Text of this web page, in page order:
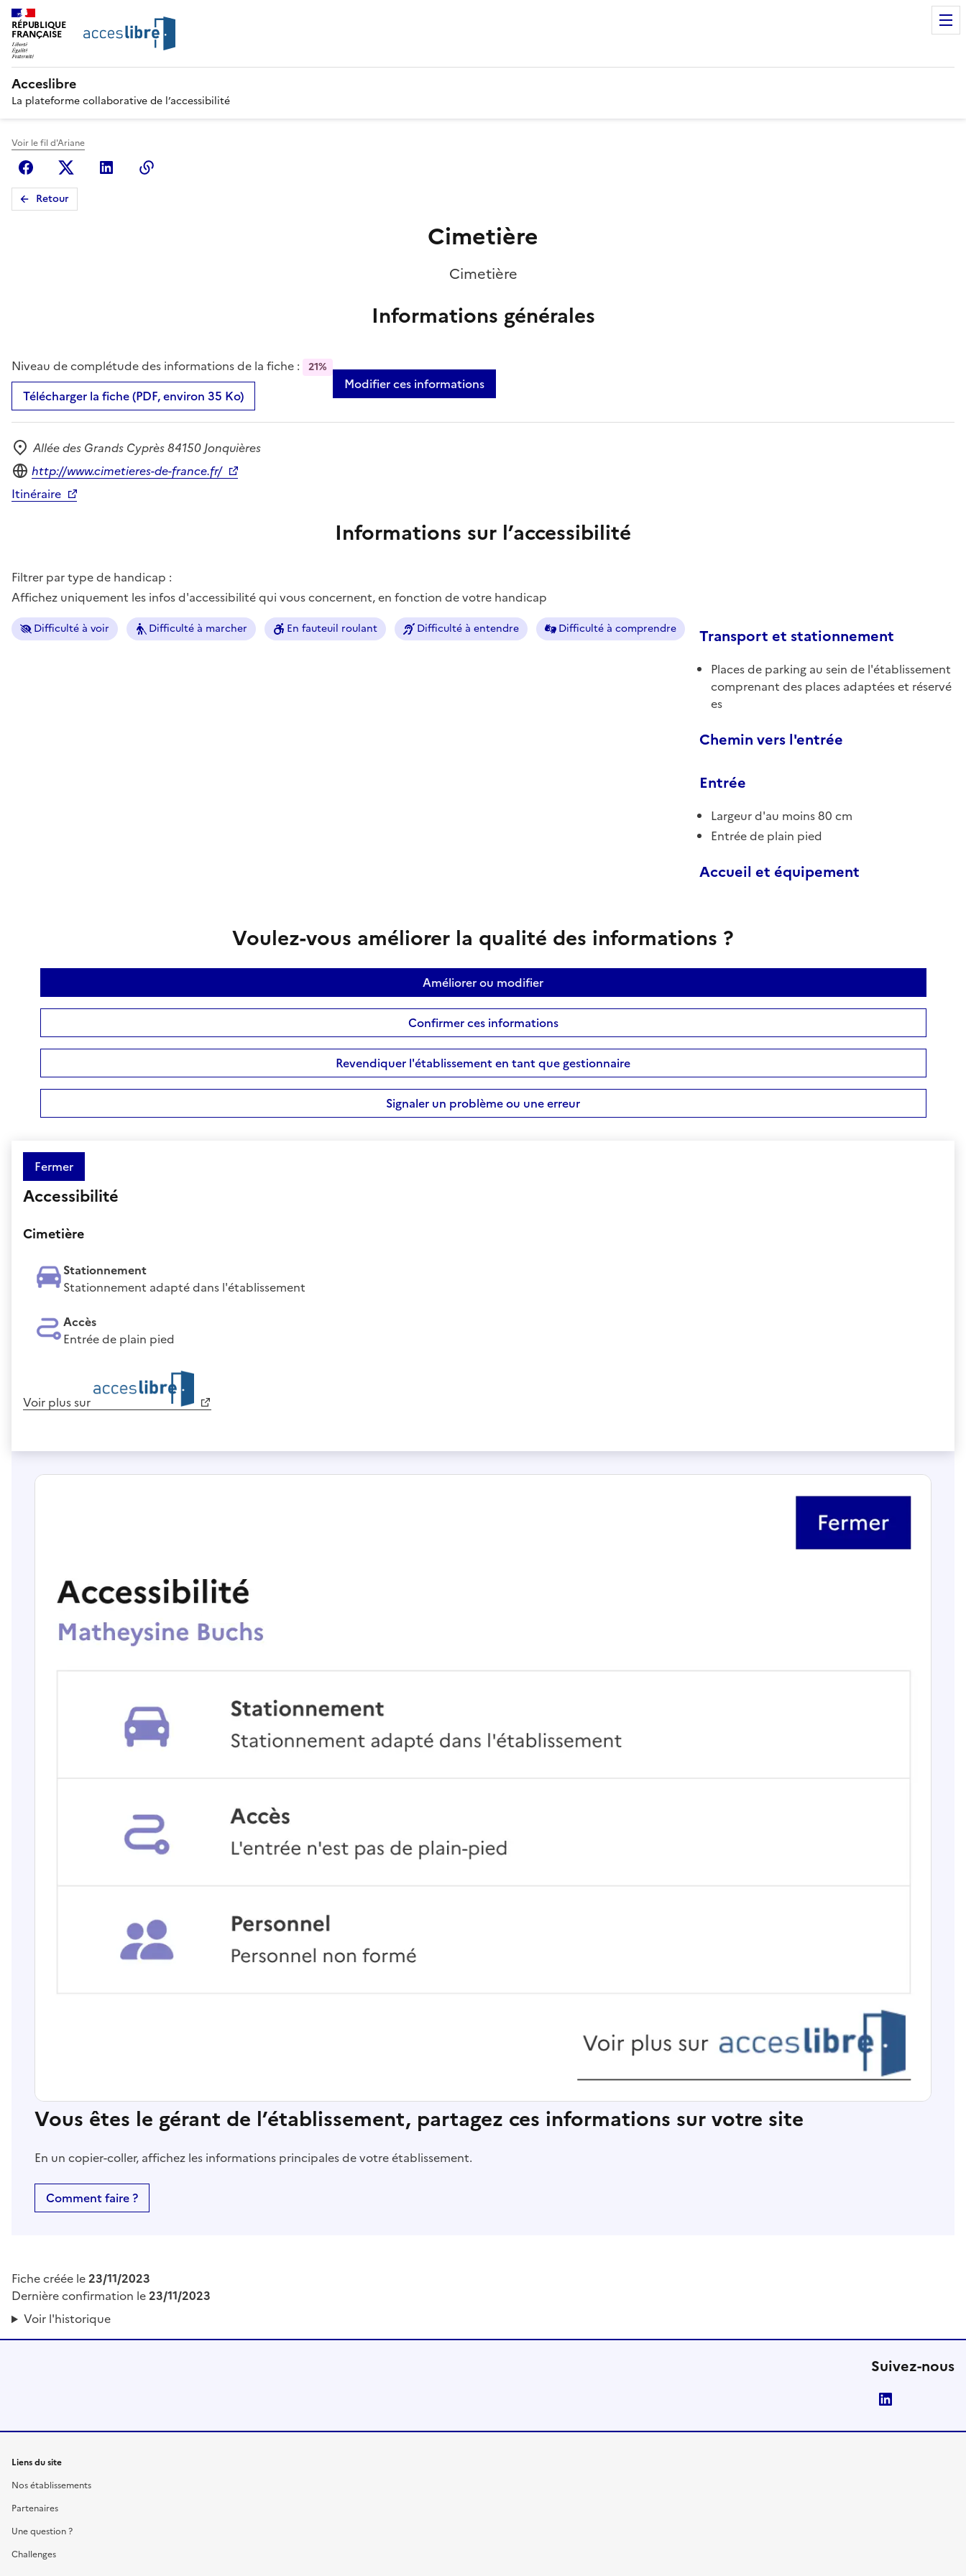
RÉPUBLIQUE
FRANÇAISE
Acceslibre
La plateforme collaborative de l’accessibilité
Voir le fil d'Ariane
FacebookX (anciennement Twitter)
Linkedin
Retour
Cimetière
Cimetière
Informations générales
Niveau de complétude des informations de la fiche : 21%
Télécharger la fiche (PDF, environ 35 Ko)
Modifier ces informations
Adresse
Allée des Grands Cyprès 84150 Jonquières
Site internet
http://www.cimetieres-de-france.fr/
Itinéraire
Informations sur l’accessibilité
Filtrer par type de handicap :
Affichez uniquement les infos d'accessibilité qui vous concernent, en fonction de votre handicap
Difficulté à voir Difficulté à marcher En fauteuil roulant Difficulté à entendre Difficulté à comprendre Transport et stationnement
Places de parking au sein de l'établissement
comprenant des places adaptées et réservé
es
Chemin vers l'entrée
Entrée
Largeur d'au moins 80 cm
Entrée de plain pied
Accueil et équipement
Voulez-vous améliorer la qualité des informations ?
Améliorer ou modifier
Confirmer ces informations
Revendiquer l'établissement en tant que gestionnaire
Signaler un problème ou une erreur
Fermer
Accessibilité
Cimetière
Stationnement
Stationnement adapté dans l'établissement
Accès
Entrée de plain pied
Voir plus sur
Vous êtes le gérant de l’établissement, partagez ces informations sur votre site
En un copier-coller, affichez les informations principales de votre établissement.
Comment faire ?
Fiche créée le23/11/2023
Dernière confirmation le23/11/2023
Voir l'historique
Suivez-nous
Liens du site
Nos établissements
Partenaires
Une question ?
Challenges